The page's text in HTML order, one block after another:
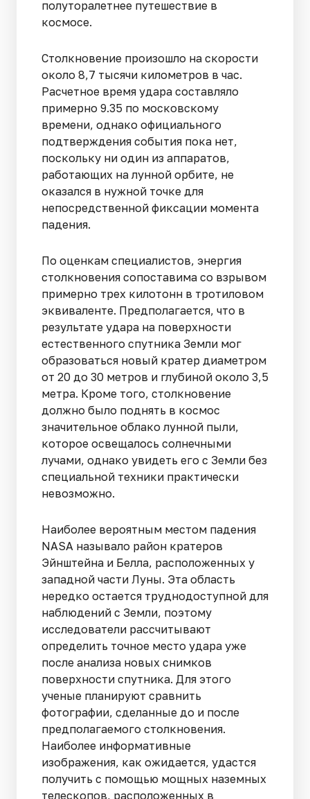
полуторалетнее путешествие в
космосе.
Столкновение произошло на скорости
около 8,7 тысячи километров в час.
Расчетное время удара составляло
примерно 9.35 по московскому
времени, однако официального
подтверждения события пока нет,
поскольку ни один из аппаратов,
работающих на лунной орбите, не
оказался в нужной точке для
непосредственной фиксации момента
падения.
По оценкам специалистов, энергия
столкновения сопоставима со взрывом
примерно трех килотонн в тротиловом
эквиваленте. Предполагается, что в
результате удара на поверхности
естественного спутника Земли мог
образоваться новый кратер диаметром
от 20 до 30 метров и глубиной около 3,5
метра. Кроме того, столкновение
должно было поднять в космос
значительное облако лунной пыли,
которое освещалось солнечными
лучами, однако увидеть его с Земли без
специальной техники практически
невозможно.
Наиболее вероятным местом падения
NASA называло район кратеров
Эйнштейна и Белла, расположенных у
западной части Луны. Эта область
нередко остается труднодоступной для
наблюдений с Земли, поэтому
исследователи рассчитывают
определить точное место удара уже
после анализа новых снимков
поверхности спутника. Для этого
ученые планируют сравнить
фотографии, сделанные до и после
предполагаемого столкновения.
Наиболее информативные
изображения, как ожидается, удастся
получить с помощью мощных наземных
телескопов, расположенных в